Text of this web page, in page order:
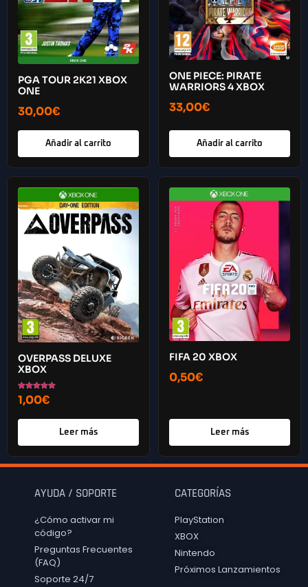
PGA TOUR 2K21 XBOX
ONE
30,00€
Añadir al carrito
ONE PIECE: PIRATE
WARRIORS 4 XBOX
33,00€
Añadir al carrito
OVERPASS DELUXE
XBOX
Valorado con
5.00
1,00€
Leer más
FIFA 20 XBOX
0,50€
Leer más
AYUDA / SOPORTE
¿Cómo activar mi
código?
Preguntas Frecuentes
(FAQ)
Soporte 24/7
CATEGORÍAS
PlayStation
XBOX
Nintendo
Próximos Lanzamientos